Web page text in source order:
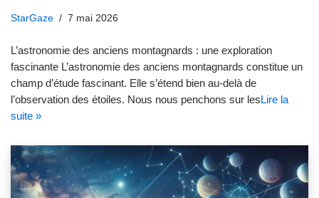
StarGaze 7 mai 2026
L’astronomie des anciens montagnards : une exploration
fascinante L’astronomie des anciens montagnards constitue un
champ d’étude fascinant. Elle s’étend bien au-delà de
l’observation des étoiles. Nous nous penchons sur lesLire la
suite »